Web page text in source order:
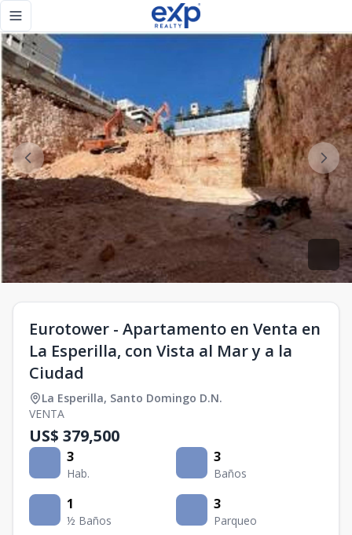
Toggle navigation menu
Eurotower - Apartamento en Venta en
La Esperilla, con Vista al Mar y a la
Ciudad
La Esperilla, Santo Domingo D.N.
VENTA
US$ 379,500
3
Hab.
3
Baños
1
½ Baños
3
Parqueo
Eurotower - Apartamento en Venta en La Esperilla, con